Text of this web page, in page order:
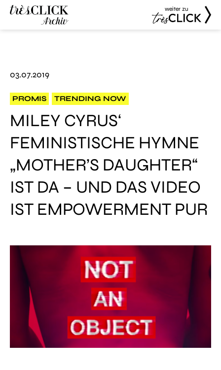
weiter zu
03.07.2019
PROMIS TRENDING NOW
MILEY CYRUS‘
FEMINISTISCHE HYMNE
„MOTHER’S DAUGHTER“
IST DA – UND DAS VIDEO
IST EMPOWERMENT PUR